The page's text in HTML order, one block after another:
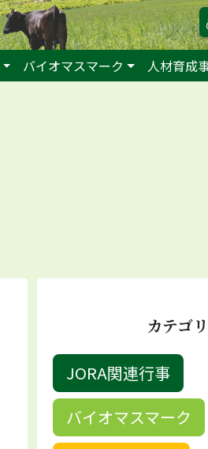
バイオマスマーク 人材育成
カテゴリ
JORA関連行事
バイオマスマーク